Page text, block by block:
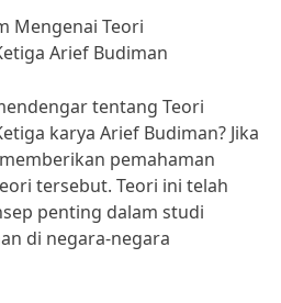
Mengenai Teori
Arief Budiman
tentang Teori
karya Arief Budiman? Jika
pemahaman
tersebut. Teori ini telah
penting dalam studi
di negara-negara